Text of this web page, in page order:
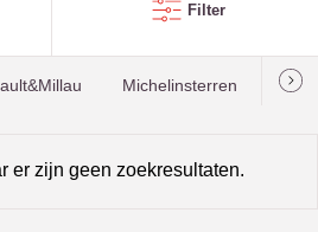
Filter
Michelinsterren
er zijn geen zoekresultaten.